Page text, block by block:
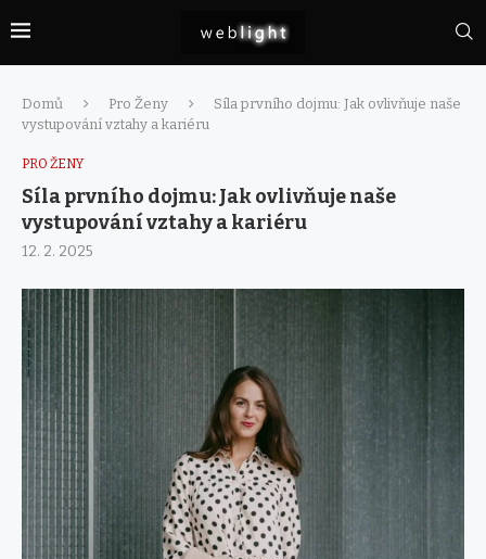
Domů Pro Ženy
Síla prvního dojmu: Jak ovlivňuje naše
vystupování vztahy a kariéru
PRO ŽENY
Síla prvního dojmu: Jak ovlivňuje naše
vystupování vztahy a kariéru
12. 2. 2025